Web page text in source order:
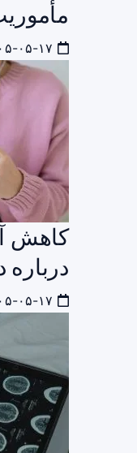
کاهش
درباره